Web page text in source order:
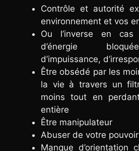
Contrôle et autorité
environnement et vos
Ou l’inverse en
d’énergie
d’impuissance,
Être obsédé par les
la vie à travers un
moins tout en
entière
Être manipulateur
Abuser de votre pouvoir
Manque d’orientation